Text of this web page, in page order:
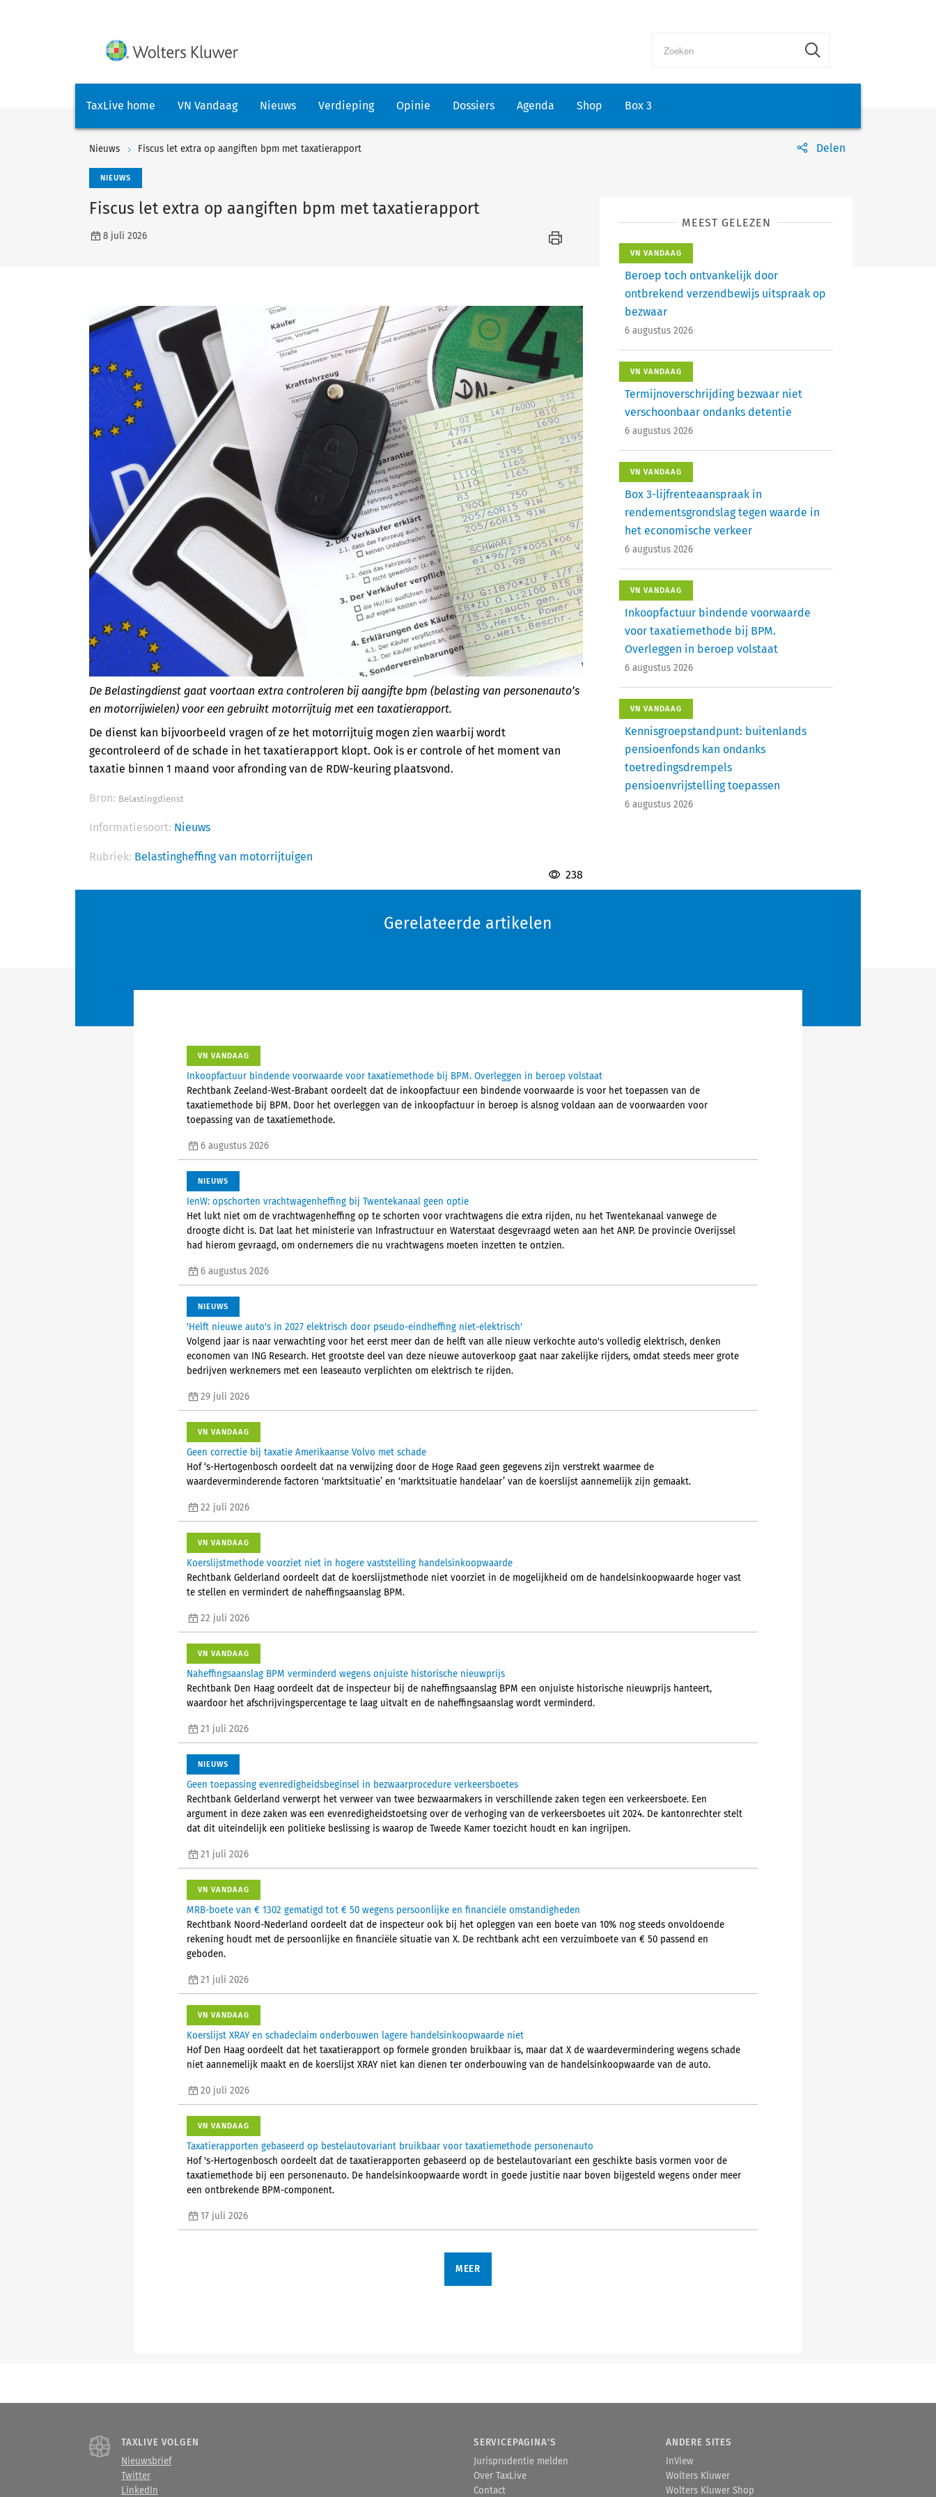
TaxLive home VN Vandaag Nieuws Verdieping Opinie Dossiers Agenda Shop Box 3
Nieuws Fiscus let extra op aangiften bpm met taxatierapport Delen
NIEUWS
Fiscus let extra op aangiften bpm met taxatierapport
8 juli 2026
De Belastingdienst gaat voortaan extra controleren bij aangifte bpm (belasting van personenauto’s
en motorrijwielen) voor een gebruikt motorrijtuig met een taxatierapport.
De dienst kan bijvoorbeeld vragen of ze het motorrijtuig mogen zien waarbij wordt
gecontroleerd of de schade in het taxatierapport klopt. Ook is er controle of het moment van
taxatie binnen 1 maand voor afronding van de RDW-keuring plaatsvond.
Bron: Belastingdienst
Informatiesoort: Nieuws
Rubriek: Belastingheffing van motorrijtuigen
238
MEEST GELEZEN
VN VANDAAG
Beroep toch ontvankelijk door
ontbrekend verzendbewijs uitspraak op
bezwaar
6 augustus 2026
VN VANDAAG
Termijnoverschrijding bezwaar niet
verschoonbaar ondanks detentie
6 augustus 2026
VN VANDAAG
Box 3-lijfrenteaanspraak in
rendementsgrondslag tegen waarde in
het economische verkeer
6 augustus 2026
VN VANDAAG
Inkoopfactuur bindende voorwaarde
voor taxatiemethode bij BPM.
Overleggen in beroep volstaat
6 augustus 2026
VN VANDAAG
Kennisgroepstandpunt: buitenlands
pensioenfonds kan ondanks
toetredingsdrempels
pensioenvrijstelling toepassen
6 augustus 2026
Gerelateerde artikelen
VN VANDAAG
Inkoopfactuur bindende voorwaarde voor taxatiemethode bij BPM. Overleggen in beroep volstaat
Rechtbank Zeeland-West-Brabant oordeelt dat de inkoopfactuur een bindende voorwaarde is voor het toepassen van de
taxatiemethode bij BPM. Door het overleggen van de inkoopfactuur in beroep is alsnog voldaan aan de voorwaarden voor
toepassing van de taxatiemethode.
6 augustus 2026
NIEUWS
IenW: opschorten vrachtwagenheffing bij Twentekanaal geen optie
Het lukt niet om de vrachtwagenheffing op te schorten voor vrachtwagens die extra rijden, nu het Twentekanaal vanwege de
droogte dicht is. Dat laat het ministerie van Infrastructuur en Waterstaat desgevraagd weten aan het ANP. De provincie Overijssel
had hierom gevraagd, om ondernemers die nu vrachtwagens moeten inzetten te ontzien.
6 augustus 2026
NIEUWS
'Helft nieuwe auto's in 2027 elektrisch door pseudo-eindheffing niet-elektrisch'
Volgend jaar is naar verwachting voor het eerst meer dan de helft van alle nieuw verkochte auto's volledig elektrisch, denken
economen van ING Research. Het grootste deel van deze nieuwe autoverkoop gaat naar zakelijke rijders, omdat steeds meer grote
bedrijven werknemers met een leaseauto verplichten om elektrisch te rijden.
29 juli 2026
VN VANDAAG
Geen correctie bij taxatie Amerikaanse Volvo met schade
Hof ‘s-Hertogenbosch oordeelt dat na verwijzing door de Hoge Raad geen gegevens zijn verstrekt waarmee de
waardeverminderende factoren ‘marktsituatie’ en ‘marktsituatie handelaar’ van de koerslijst aannemelijk zijn gemaakt.
22 juli 2026
VN VANDAAG
Koerslijstmethode voorziet niet in hogere vaststelling handelsinkoopwaarde
Rechtbank Gelderland oordeelt dat de koerslijstmethode niet voorziet in de mogelijkheid om de handelsinkoopwaarde hoger vast
te stellen en vermindert de naheffingsaanslag BPM.
22 juli 2026
VN VANDAAG
Naheffingsaanslag BPM verminderd wegens onjuiste historische nieuwprijs
Rechtbank Den Haag oordeelt dat de inspecteur bij de naheffingsaanslag BPM een onjuiste historische nieuwprijs hanteert,
waardoor het afschrijvingspercentage te laag uitvalt en de naheffingsaanslag wordt verminderd.
21 juli 2026
NIEUWS
Geen toepassing evenredigheidsbeginsel in bezwaarprocedure verkeersboetes
Rechtbank Gelderland verwerpt het verweer van twee bezwaarmakers in verschillende zaken tegen een verkeersboete. Een
argument in deze zaken was een evenredigheidstoetsing over de verhoging van de verkeersboetes uit 2024. De kantonrechter stelt
dat dit uiteindelijk een politieke beslissing is waarop de Tweede Kamer toezicht houdt en kan ingrijpen.
21 juli 2026
VN VANDAAG
MRB-boete van € 1302 gematigd tot € 50 wegens persoonlijke en financiële omstandigheden
Rechtbank Noord-Nederland oordeelt dat de inspecteur ook bij het opleggen van een boete van 10% nog steeds onvoldoende
rekening houdt met de persoonlijke en financiële situatie van X. De rechtbank acht een verzuimboete van € 50 passend en
geboden.
21 juli 2026
VN VANDAAG
Koerslijst XRAY en schadeclaim onderbouwen lagere handelsinkoopwaarde niet
Hof Den Haag oordeelt dat het taxatierapport op formele gronden bruikbaar is, maar dat X de waardevermindering wegens schade
niet aannemelijk maakt en de koerslijst XRAY niet kan dienen ter onderbouwing van de handelsinkoopwaarde van de auto.
20 juli 2026
VN VANDAAG
Taxatierapporten gebaseerd op bestelautovariant bruikbaar voor taxatiemethode personenauto
Hof 's-Hertogenbosch oordeelt dat de taxatierapporten gebaseerd op de bestelautovariant een geschikte basis vormen voor de
taxatiemethode bij een personenauto. De handelsinkoopwaarde wordt in goede justitie naar boven bijgesteld wegens onder meer
een ontbrekende BPM-component.
17 juli 2026
MEER
TAXLIVE VOLGEN
Nieuwsbrief
Twitter
LinkedIn
SERVICEPAGINA'S
Jurisprudentie melden
Over TaxLive
Contact
ANDERE SITES
InView
Wolters Kluwer
Wolters Kluwer Shop